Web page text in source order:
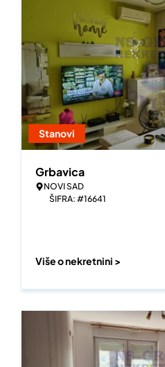
Stanovi
Grbavica
NOVI SAD
ŠIFRA: #16641
Više o nekretnini >